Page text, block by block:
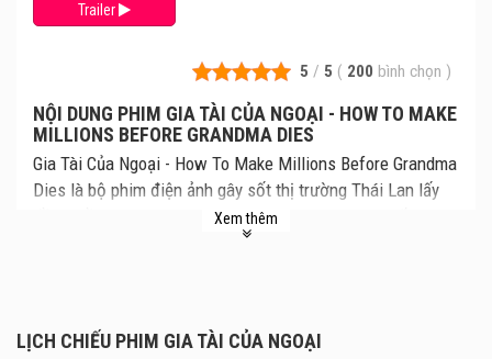
5 / 5 ( 200 bình chọn )
NỘI DUNG PHIM GIA TÀI CỦA NGOẠI - HOW TO MAKE
MILLIONS BEFORE GRANDMA DIES
Gia Tài Của Ngoại - How To Make Millions Before Grandma
Dies là bộ phim điện ảnh gây sốt thị trường Thái Lan lấy
đề tài về tình thân, tình bà cháu. Cùng xem lịch chiếu Gia
Tài Của Ngoại mới nhất, giá vé Gia Tài Của Ngoại chi tiết
Gia Tài Của Ngoại theo chân chàng trai trẻ tên M (do Billkin
Xem thêm
Trailer
LỊCH CHIẾU PHIM GIA TÀI CỦA NGOẠI